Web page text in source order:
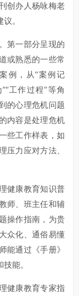
创办人杨咏梅老
。
第一部分呈现的
或熟悉的一些常
例，从“案例记
工作过程”等角
的心理危机问题
内容是处理危机
些工作样表，如
压力应对方法、
健康教育知识普
师、班主任和辅
操作指南，为贵
众化、通俗易懂
能通过《手册》
能。
健康教育专家指